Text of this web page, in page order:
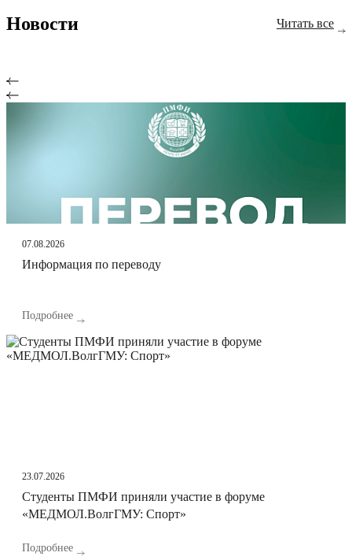
Новости Читать все
07.08.2026
Информация по переводу
Подробнее
23.07.2026
Студенты ПМФИ приняли участие в форуме
«МЕДМОЛ.ВолгГМУ: Спорт»
Подробнее